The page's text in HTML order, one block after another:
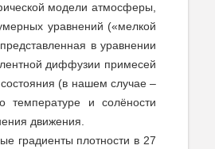
модели атмосферы,
уравнений («мелкой
в уравнении
диффузии примесей
(в нашем случае –
и солёности
движения.
градиенты плотности в 27